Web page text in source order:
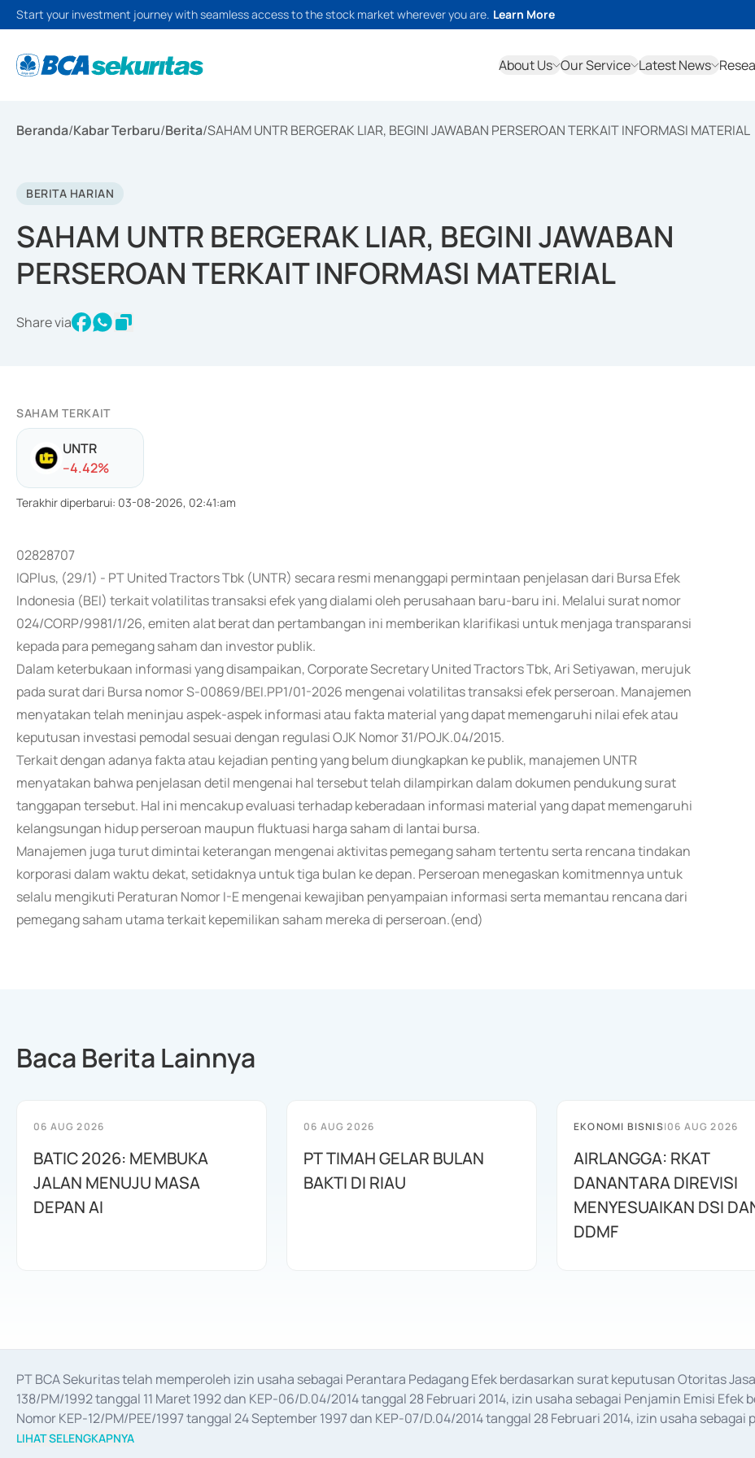
Start your investment journey with seamless access to the stock market wherever you are. Learn More
About Us Our Service Latest News
Beranda/Kabar Terbaru/Berita/SAHAM UNTR BERGERAK LIAR, BEGINI JAWABAN PERSEROAN TERKAIT INFORMASI MATERIAL
BERITA HARIAN
SAHAM UNTR BERGERAK LIAR, BEGINI JAWABAN
PERSEROAN TERKAIT INFORMASI MATERIAL
Share via
SAHAM TERKAIT
UNTR
--4.42%
Terakhir diperbarui: 03-08-2026, 02:41:am
02828707
IQPlus, (29/1) - PT United Tractors Tbk (UNTR) secara resmi menanggapi permintaan penjelasan dari Bursa Efek
Indonesia (BEI) terkait volatilitas transaksi efek yang dialami oleh perusahaan baru-baru ini. Melalui surat nomor
024/CORP/9981/1/26, emiten alat berat dan pertambangan ini memberikan klarifikasi untuk menjaga transparansi
kepada para pemegang saham dan investor publik.
Dalam keterbukaan informasi yang disampaikan, Corporate Secretary United Tractors Tbk, Ari Setiyawan, merujuk
pada surat dari Bursa nomor S-00869/BEI.PP1/01-2026 mengenai volatilitas transaksi efek perseroan. Manajemen
menyatakan telah meninjau aspek-aspek informasi atau fakta material yang dapat memengaruhi nilai efek atau
keputusan investasi pemodal sesuai dengan regulasi OJK Nomor 31/POJK.04/2015.
Terkait dengan adanya fakta atau kejadian penting yang belum diungkapkan ke publik, manajemen UNTR
menyatakan bahwa penjelasan detil mengenai hal tersebut telah dilampirkan dalam dokumen pendukung surat
tanggapan tersebut. Hal ini mencakup evaluasi terhadap keberadaan informasi material yang dapat memengaruhi
kelangsungan hidup perseroan maupun fluktuasi harga saham di lantai bursa.
Manajemen juga turut dimintai keterangan mengenai aktivitas pemegang saham tertentu serta rencana tindakan
korporasi dalam waktu dekat, setidaknya untuk tiga bulan ke depan. Perseroan menegaskan komitmennya untuk
selalu mengikuti Peraturan Nomor I-E mengenai kewajiban penyampaian informasi serta memantau rencana dari
pemegang saham utama terkait kepemilikan saham mereka di perseroan.(end)
Baca Berita Lainnya
06 AUG 2026
BATIC 2026: MEMBUKA
JALAN MENUJU MASA
DEPAN AI
06 AUG 2026
PT TIMAH GELAR BULAN
BAKTI DI RIAU
EKONOMI BISNIS|06 AUG 2026
AIRLANGGA: RKAT
DANANTARA DIREVISI
MENYESUAIKAN DSI
DDMF
PT BCA Sekuritas telah memperoleh izin usaha sebagai Perantara Pedagang Efek berdasarkan surat keputusan Otoritas
138/PM/1992 tanggal 11 Maret 1992 dan KEP-06/D.04/2014 tanggal 28 Februari 2014, izin usaha sebagai Penjamin Emisi
Nomor KEP-12/PM/PEE/1997 tanggal 24 September 1997 dan KEP-07/D.04/2014 tanggal 28 Februari 2014, izin usaha sebagai
merger, akuisisi, divestasi, dan
LIHAT SELENGKAPNYA